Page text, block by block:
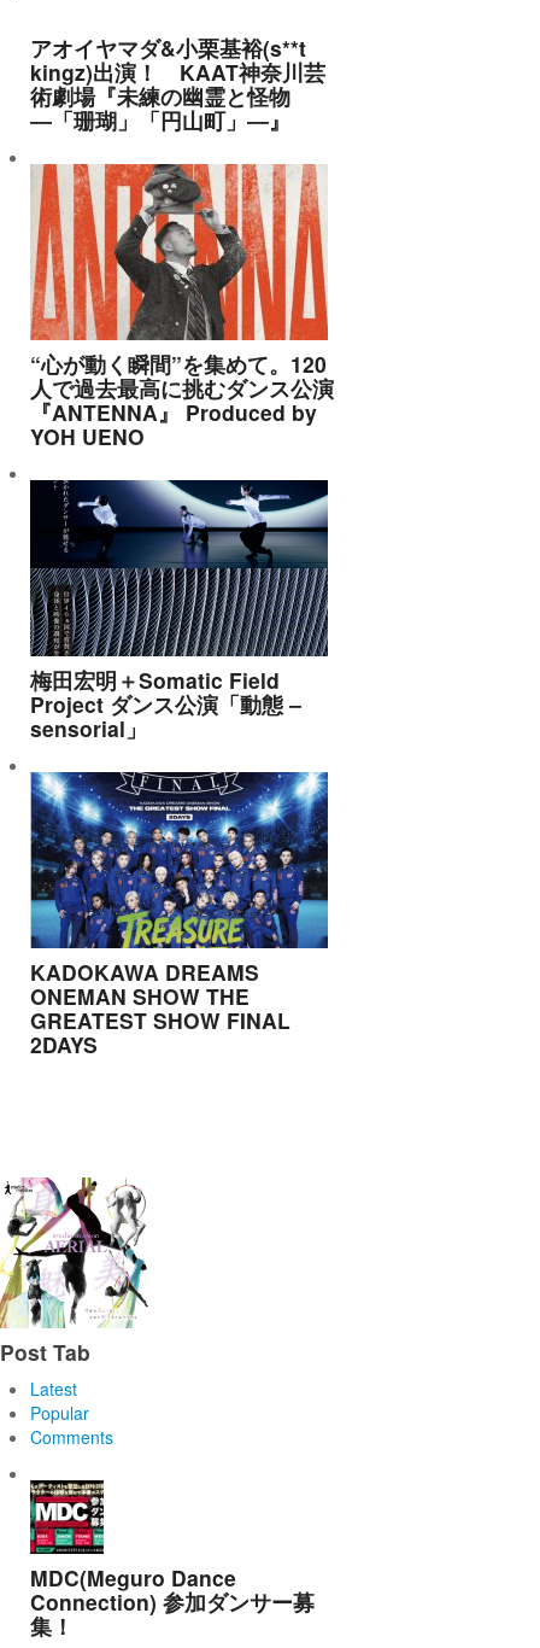
アオイヤマダ&小栗基裕(s**t
kingz)出演！ KAAT神奈川芸
術劇場『未練の幽霊と怪物
―「珊瑚」「円山町」―』
“心が動く瞬間”を集めて。120
人で過去最高に挑むダンス公演
『ANTENNA』 Produced by
YOH UENO
梅田宏明＋Somatic Field
Project ダンス公演「動態 ‒
sensorial」
KADOKAWA DREAMS
ONEMAN SHOW THE
GREATEST SHOW FINAL
2DAYS
Post Tab
Latest
Popular
Comments
MDC(Meguro Dance
Connection) 参加ダンサー募
集！